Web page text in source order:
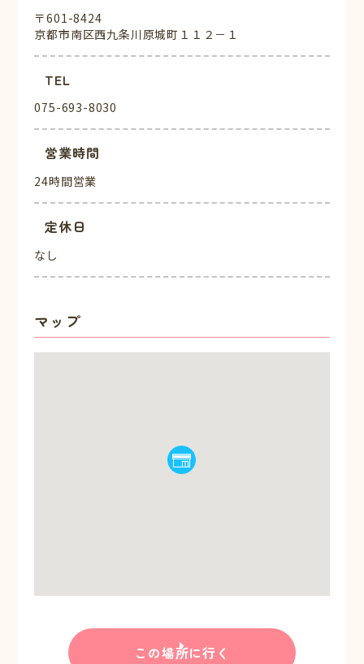
〒601-8424
京都市南区西九条川原城町１１２－１
TEL
075-693-8030
営業時間
24時間営業
定休日
なし
マップ
この場所に行く